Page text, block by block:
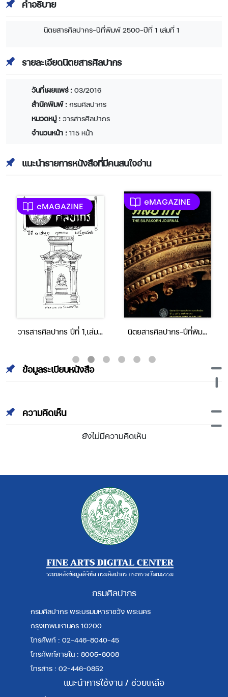
คำอธิบาย
นิตยสารศิลปากร-ปีที่พิมพ์ 2500-ปีที่ 1 เล่มที่ 1
รายละเอียดนิตยสารศิลปากร
วันที่เผยแพร่ : 03/2016
สำนักพิมพ์ : กรมศิลปากร
หมวดหมู่ : วารสารศิลปากร
จำนวนหน้า : 115 หน้า
แนะนำรายการหนังสือที่มีคนสนใจอ่าน
วารสารศิลปากร ปีที่ 1,เล่มที่
นิตยสารศิลปากร-ปีที่พิมพ์
ข้อมูลระเบียบหนังสือ
ความคิดเห็น
ยังไม่มีความคิดเห็น
กรมศิลปากร
กรมศิลปากร พระบรมมหาราชวัง พระนคร
กรุงเทพมหานคร 10200
โทรศัพท์ : 02-446-8040-45
โทรศัพท์ภายใน : 8005-8008
โทรสาร : 02-446-0852
แนะนำการใช้งาน / ช่วยเหลือ